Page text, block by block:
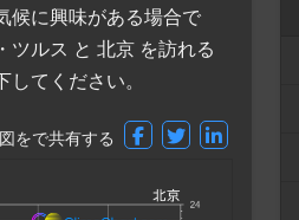
候に興味がある場合で
ツルス と 北京 を訪れる
てください。
をで共有する